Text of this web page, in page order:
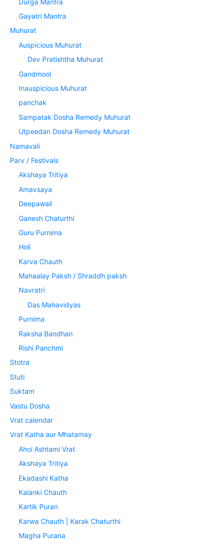
Gayatri Mantra
Muhurat
Auspicious Muhurat
Dev Pratishtha Muhurat
Gandmool
Inauspicious Muhurat
panchak
Sampatak Dosha Remedy Muhurat
Utpeedan Dosha Remedy Muhurat
Namavali
Parv / Festivals
Akshaya Tritiya
Amavsaya
Deepawali
Ganesh Chaturthi
Guru Purnima
Holi
Karva Chauth
Mahaalay Paksh / Shraddh paksh
Navratri
Das Mahavidyas
Purnima
Raksha Bandhan
Rishi Panchmi
Stotra
Stuti
Suktam
Vastu Dosha
Vrat calendar
Vrat Katha aur Mhatamay
Ahoi Ashtami Vrat
Akshaya Tritiya
Ekadashi Katha
Kalanki Chauth
Kartik Puran
Karwa Chauth | Karak Chaturthi
Magha Purana